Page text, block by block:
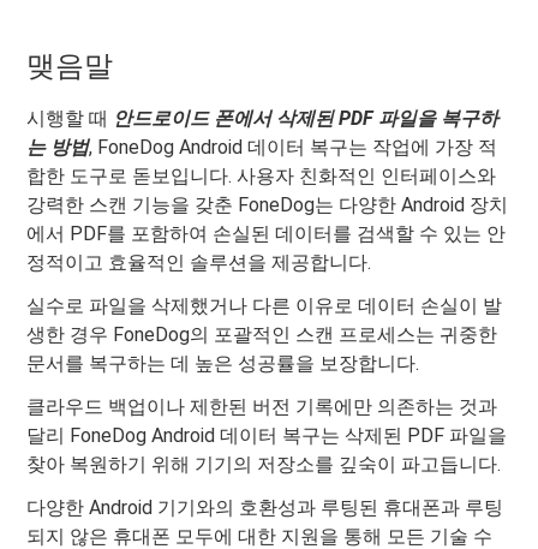
맺음말
시행할 때 안드로이드 폰에서 삭제된 PDF 파일을 복구하
는 방법, FoneDog Android 데이터 복구는 작업에 가장 적
합한 도구로 돋보입니다. 사용자 친화적인 인터페이스와
강력한 스캔 기능을 갖춘 FoneDog는 다양한 Android 장치
에서 PDF를 포함하여 손실된 데이터를 검색할 수 있는 안
정적이고 효율적인 솔루션을 제공합니다.
실수로 파일을 삭제했거나 다른 이유로 데이터 손실이 발
생한 경우 FoneDog의 포괄적인 스캔 프로세스는 귀중한
문서를 복구하는 데 높은 성공률을 보장합니다.
클라우드 백업이나 제한된 버전 기록에만 의존하는 것과
달리 FoneDog Android 데이터 복구는 삭제된 PDF 파일을
찾아 복원하기 위해 기기의 저장소를 깊숙이 파고듭니다.
다양한 Android 기기와의 호환성과 루팅된 휴대폰과 루팅
되지 않은 휴대폰 모두에 대한 지원을 통해 모든 기술 수